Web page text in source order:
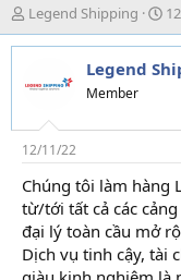
T
h
r
a
s
t
a
r
t
e
r
Legend Shipping
N
g
à
y
i
Legend
Member
12/11/22
Chúng tôi làm hàng
từ/tới tất cả các
đại lý toàn cầu mở
Dịch vụ tinh cậy, tài